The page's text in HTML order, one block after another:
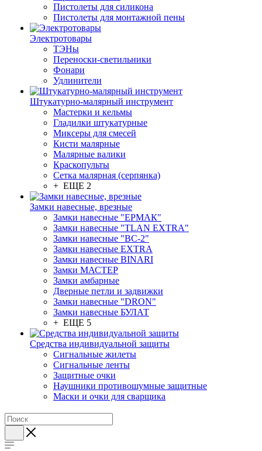
Пистолеты для силикона
Пистолеты для монтажной пены
Электротовары
ТЭНы
Переноски-светильники
Фонари
Удлинители
Штукатурно-малярный инструмент
Мастерки и кельмы
Гладилки штукатурные
Миксеры для смесей
Кисти малярные
Малярные валики
Краскопульты
Сетка малярная (серпянка)
+ ЕЩЕ 2
Замки навесные, врезные
Замки навесные "ЕРМАК"
Замки навесные "TLAN EXTRA"
Замки навесные "ВС-2"
Замки навесные EXTRA
Замки навесные BINARI
Замки МАСТЕР
Замки амбарные
Дверные петли и задвижки
Замки навесные "DRON"
Замки навесные БУЛАТ
+ ЕЩЕ 5
Средства индивидуальной защиты
Сигнальные жилеты
Сигнальные ленты
Защитные очки
Наушники противошумные защитные
Маски и очки для сварщика